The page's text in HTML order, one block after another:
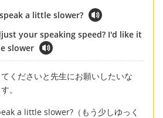
a little slower?
your speaking speed? I'd like it
slower
くださいと先生にお願いしたいな
。
a little slower?（もう少しゆっく